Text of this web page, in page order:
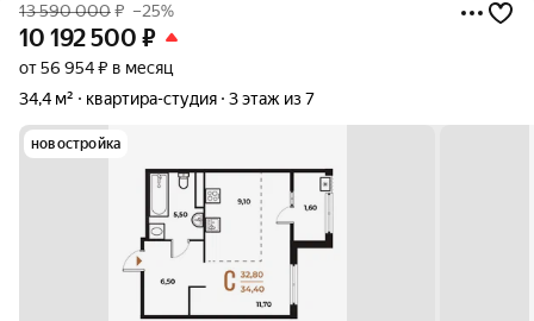
13 590 000₽ –25%
10 192 500 ₽
от 56 954 ₽ в месяц
34,4 м²
квартира-студия 3 этаж из 7
новостройка